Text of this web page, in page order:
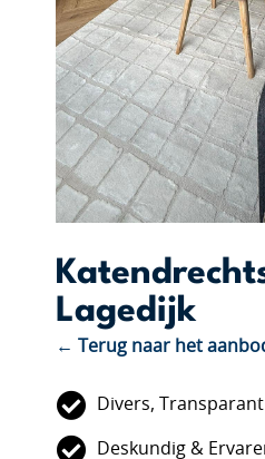
Lagedijk
← Terug naar het
Divers,
Deskundig &